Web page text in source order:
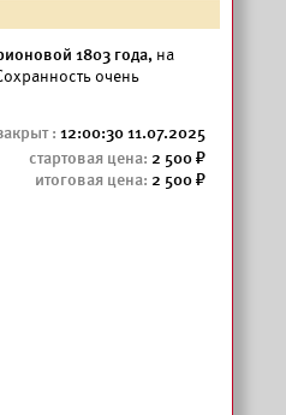
1803 года, на
очень
12:00:30 11.07.2025
2 500
2 500